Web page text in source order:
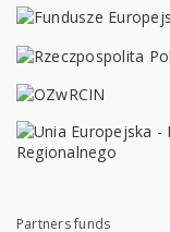
Partners funds